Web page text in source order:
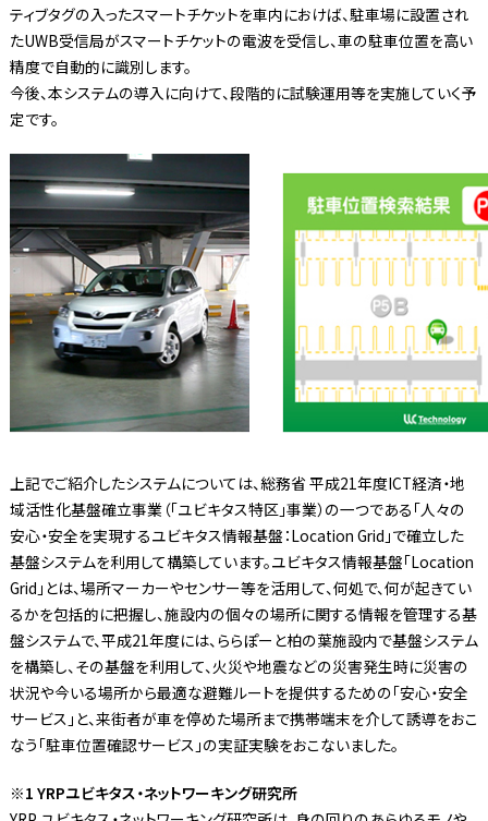
ティブタグの入ったスマートチケットを車内におけば、駐車場に設置され
たUWB受信局がスマートチケットの電波を受信し、車の駐車位置を高い
精度で自動的に識別します。
今後、本システムの導入に向けて、段階的に試験運用等を実施していく予
定です。
上記でご紹介したシステムについては、総務省 平成21年度ICT経済・地
域活性化基盤確立事業（「ユビキタス特区」事業）の一つである「人々の
安心・安全を実現するユビキタス情報基盤：Location Grid」で確立した
基盤システムを利用して構築しています。ユビキタス情報基盤「Location
Grid」とは、場所マーカーやセンサー等を活用して、何処で、何が起きてい
るかを包括的に把握し、施設内の個々の場所に関する情報を管理する基
盤システムで、平成21年度には、ららぽーと柏の葉施設内で基盤システム
を構築し、その基盤を利用して、火災や地震などの災害発生時に災害の
状況や今いる場所から最適な避難ルートを提供するための「安心・安全
サービス」と、来街者が車を停めた場所まで携帯端末を介して誘導をおこ
なう「駐車位置確認サービス」の実証実験をおこないました。
※1 YRPユビキタス・ネットワーキング研究所